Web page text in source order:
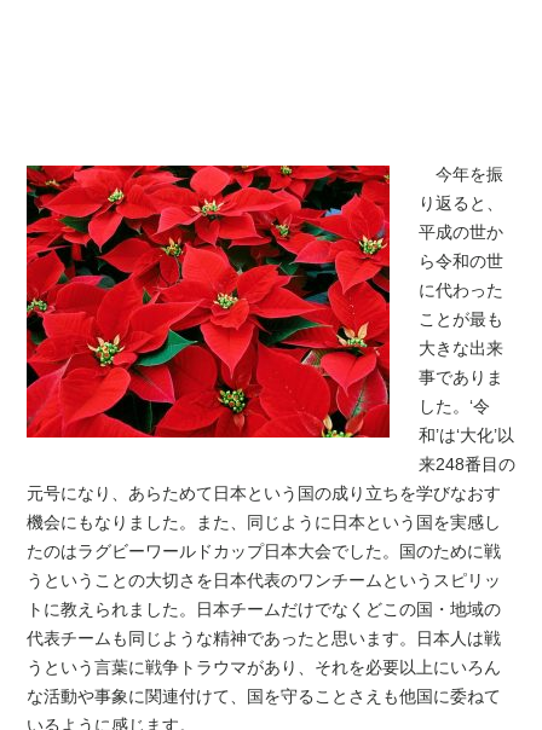
今年を振
り返ると、
平成の世か
ら令和の世
に代わった
ことが最も
大きな出来
事でありま
した。‘令
和’は‘大化’以
来248番目の
元号になり、あらためて日本という国の成り立ちを学びなおす
機会にもなりました。また、同じように日本という国を実感し
たのはラグビーワールドカップ日本大会でした。国のために戦
うということの大切さを日本代表のワンチームというスピリッ
トに教えられました。日本チームだけでなくどこの国・地域の
代表チームも同じような精神であったと思います。日本人は戦
うという言葉に戦争トラウマがあり、それを必要以上にいろん
な活動や事象に関連付けて、国を守ることさえも他国に委ねて
いるように感じます。